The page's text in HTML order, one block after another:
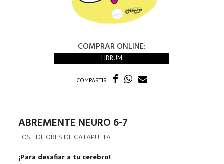
COMPRAR ONLINE:
LIBRUM
COMPARTIR
ABREMENTE NEURO 6-7
LOS EDITORES DE CATAPULTA
¡Para desafiar a tu cerebro!